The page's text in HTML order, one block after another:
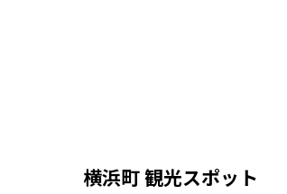
横浜町 観光スポット